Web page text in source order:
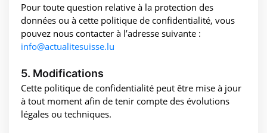
Pour toute question relative à la protection des
données ou à cette politique de confidentialité, vous
pouvez nous contacter à l’adresse suivante :
info@actualitesuisse.lu
5. Modifications
Cette politique de confidentialité peut être mise à jour
à tout moment afin de tenir compte des évolutions
légales ou techniques.